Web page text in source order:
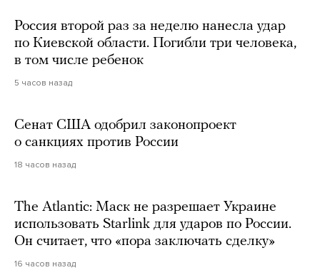
Россия второй раз за неделю нанесла удар
по Киевской области. Погибли три человека,
в том числе ребенок
5 часов назад
Сенат США одобрил законопроект
о санкциях против России
18 часов назад
The Atlantic: Маск не разрешает Украине
использовать Starlink для ударов по России.
Он считает, что «пора заключать сделку»
16 часов назад